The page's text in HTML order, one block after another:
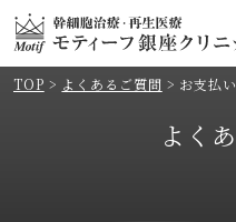
TOP > よくあるご質問 > お支払
よく